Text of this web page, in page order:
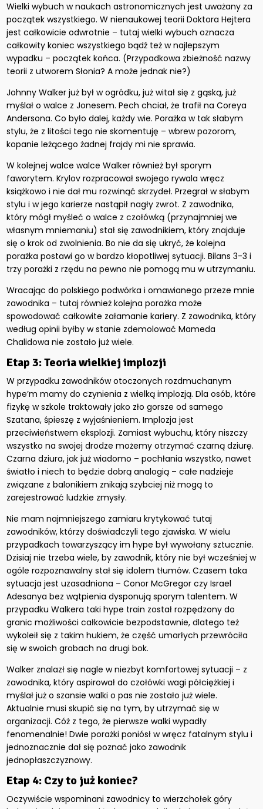
Wielki wybuch w naukach astronomicznych jest uważany za
początek wszystkiego. W nienaukowej teorii Doktora Hejtera
jest całkowicie odwrotnie – tutaj wielki wybuch oznacza
całkowity koniec wszystkiego bądź też w najlepszym
wypadku – początek końca. (Przypadkowa zbieżność nazwy
teorii z utworem Słonia? A może jednak nie?)
Johnny Walker już był w ogródku, już witał się z gąską, już
myślał o walce z Jonesem. Pech chciał, że trafił na Coreya
Andersona. Co było dalej, każdy wie. Porażka w tak słabym
stylu, że z litości tego nie skomentuję – wbrew pozorom,
kopanie leżącego żadnej frajdy mi nie sprawia.
W kolejnej walce walce Walker również był sporym
faworytem. Krylov rozpracował swojego rywala wręcz
książkowo i nie dał mu rozwinąć skrzydeł. Przegrał w słabym
stylu i w jego karierze nastąpił nagły zwrot. Z zawodnika,
który mógł myśleć o walce z czołówką (przynajmniej we
własnym mniemaniu) stał się zawodnikiem, który znajduje
się o krok od zwolnienia. Bo nie da się ukryć, że kolejna
porażka postawi go w bardzo kłopotliwej sytuacji. Bilans 3-3 i
trzy porażki z rzędu na pewno nie pomogą mu w utrzymaniu.
Wracając do polskiego podwórka i omawianego przeze mnie
zawodnika – tutaj również kolejna porażka może
spowodować całkowite załamanie kariery. Z zawodnika, który
według opinii byłby w stanie zdemolować Mameda
Chalidowa nie zostało już wiele.
Etap 3: Teoria wielkiej implozji
W przypadku zawodników otoczonych rozdmuchanym
hype’m mamy do czynienia z wielką implozją. Dla osób, które
fizykę w szkole traktowały jako zło gorsze od samego
Szatana, śpieszę z wyjaśnieniem. Implozja jest
przeciwieństwem eksplozji. Zamiast wybuchu, który niszczy
wszystko na swojej drodze możemy otrzymać czarną dziurę.
Czarna dziura, jak już wiadomo – pochłania wszystko, nawet
światło i niech to będzie dobrą analogią – całe nadzieje
związane z balonikiem znikają szybciej niż mogą to
zarejestrować ludzkie zmysły.
Nie mam najmniejszego zamiaru krytykować tutaj
zawodników, którzy doświadczyli tego zjawiska. W wielu
przypadkach towarzyszący im hype był wywołany sztucznie.
Dzisiaj nie trzeba wiele, by zawodnik, który nie był wcześniej w
ogóle rozpoznawalny stał się idolem tłumów. Czasem taka
sytuacja jest uzasadniona – Conor McGregor czy Israel
Adesanya bez wątpienia dysponują sporym talentem. W
przypadku Walkera taki hype train został rozpędzony do
granic możliwości całkowicie bezpodstawnie, dlatego też
wykoleił się z takim hukiem, że część umarłych przewróciła
się w swoich grobach na drugi bok.
Walker znalazł się nagle w niezbyt komfortowej sytuacji – z
zawodnika, który aspirował do czołówki wagi półciężkiej i
myślał już o szansie walki o pas nie zostało już wiele.
Aktualnie musi skupić się na tym, by utrzymać się w
organizacji. Cóż z tego, że pierwsze walki wypadły
fenomenalnie! Dwie porażki poniósł w wręcz fatalnym stylu i
jednoznacznie dał się poznać jako zawodnik
jednopłaszczyznowy.
Etap 4: Czy to już koniec?
Oczywiście wspominani zawodnicy to wierzchołek góry